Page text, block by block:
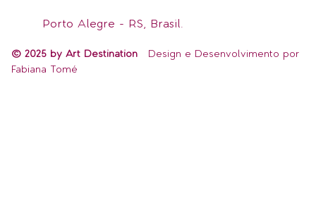
Porto Alegre - RS, Brasil.
© 2025 by Art Destination Design e Desenvolvimento por
Fabiana Tomé